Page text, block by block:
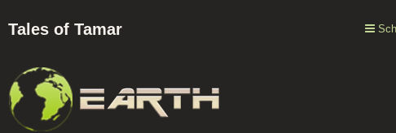
Tales of Tamar